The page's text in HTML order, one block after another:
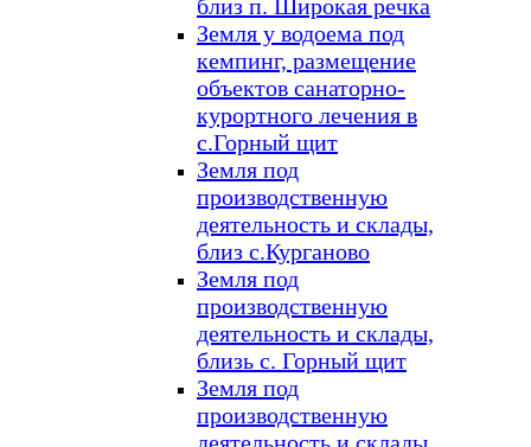
близ п. Широкая речка
Земля у водоема под
кемпинг, размещение
объектов санаторно-
курортного лечения в
с.Горный щит
Земля под
производственную
деятельность и склады,
близ с.Курганово
Земля под
производственную
деятельность и склады,
близь с. Горный щит
Земля под
производственную